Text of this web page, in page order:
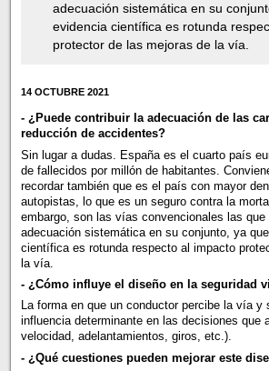
adecuación sistemática en su
evidencia científica es rotunda
protector de las mejoras de la vía.
14 OCTUBRE 2021
- ¿Puede contribuir la adecuación de las
reducción de accidentes?
Sin lugar a dudas. España es el cuarto país
de fallecidos por millón de habitantes.
recordar también que es el país con mayor
autopistas, lo que es un seguro contra la
embargo, son las vías convencionales las que
adecuación sistemática en su conjunto, ya
científica es rotunda respecto al impacto
la vía.
- ¿Cómo influye el diseño en la seguridad
La forma en que un conductor percibe la vía y
influencia determinante en las decisiones que
velocidad, adelantamientos, giros, etc.).
- ¿Qué cuestiones pueden mejorar este